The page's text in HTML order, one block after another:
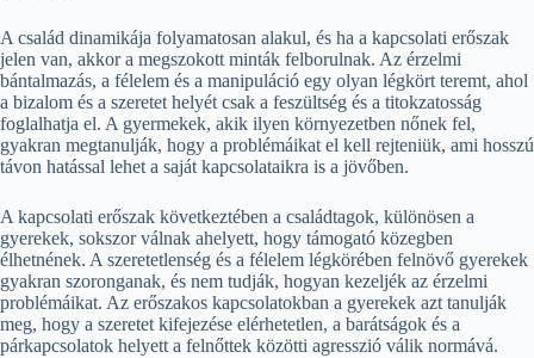
A család dinamikája folyamatosan alakul, és ha a kapcsolati erőszak
jelen van, akkor a megszokott minták felborulnak. Az érzelmi
bántalmazás, a félelem és a manipuláció egy olyan légkört teremt, ahol
a bizalom és a szeretet helyét csak a feszültség és a titokzatosság
foglalhatja el. A gyermekek, akik ilyen környezetben nőnek fel,
gyakran megtanulják, hogy a problémáikat el kell rejteniük, ami hosszú
távon hatással lehet a saját kapcsolataikra is a jövőben.
A kapcsolati erőszak következtében a családtagok, különösen a
gyerekek, sokszor válnak ahelyett, hogy támogató közegben
élhetnének. A szeretetlenség és a félelem légkörében felnövő gyerekek
gyakran szoronganak, és nem tudják, hogyan kezeljék az érzelmi
problémáikat. Az erőszakos kapcsolatokban a gyerekek azt tanulják
meg, hogy a szeretet kifejezése elérhetetlen, a barátságok és a
párkapcsolatok helyett a felnőttek közötti agresszió válik normává.